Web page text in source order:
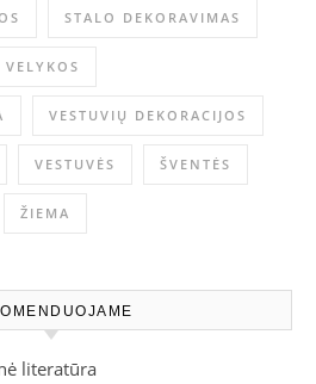
STALO DEKORAVIMAS
VELYKOS
VESTUVIŲ DEKORACIJOS
VESTUVĖS ŠVENTĖS
ŽIEMA
literatūra